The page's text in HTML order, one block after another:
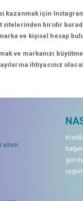
kazanmak için
sitelerinden biridir
ve kişisel hesap
ve markanızı
ihtiyacınız
sitesi